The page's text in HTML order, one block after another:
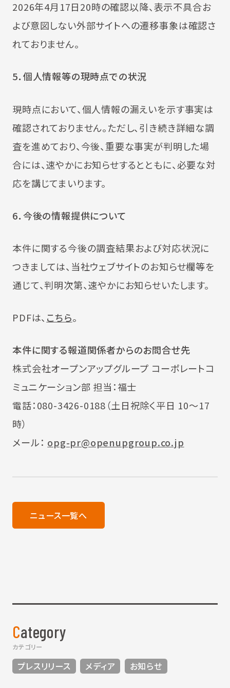
2026年4月17日20時の確認以降、表示不具合お
よび意図しない外部サイトへの遷移事象は確認さ
れておりません。
5．個人情報等の現時点での状況
現時点において、個人情報の漏えいを示す事実は
確認されておりません。ただし、引き続き詳細な調
査を進めており、今後、重要な事実が判明した場
合には、速やかにお知らせするとともに、必要な対
応を講じてまいります。
6．今後の情報提供について
本件に関する今後の調査結果および対応状況に
つきましては、当社ウェブサイトのお知らせ欄等を
通じて、判明次第、速やかにお知らせいたします。
PDFは、 こちら。
本件に関する報道関係者からのお問合せ先
株式会社オープンアップグループ コーポレートコ
ミュニケーション部 担当：福士
電話：080-3426-0188（土日祝除く平日 10～17
時）
メール： opg-pr@openupgroup.co.jp
ニュース一覧へ
Category
カテゴリー
プレスリリース メディア お知らせ